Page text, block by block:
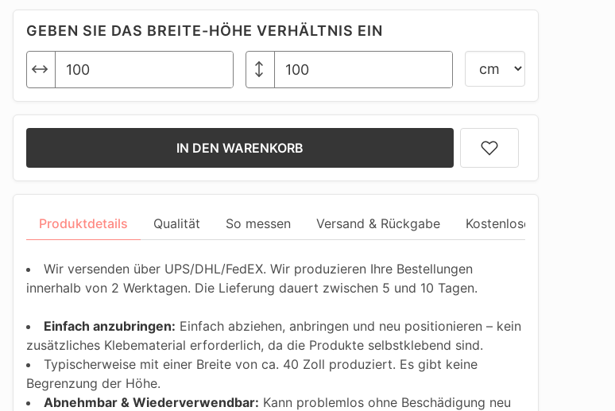
GEBEN SIE DAS BREITE-HÖHE VERHÄLTNIS EIN
IN DEN WARENKORB
Produktdetails Qualität So messen Versand & Rückgabe Kostenlose Anpassung
Wir versenden über UPS/DHL/FedEX. Wir produzieren Ihre Bestellungen
innerhalb von 2 Werktagen. Die Lieferung dauert zwischen 5 und 10 Tagen.
Einfach anzubringen: Einfach abziehen, anbringen und neu positionieren – kein
zusätzliches Klebematerial erforderlich, da die Produkte selbstklebend sind.
Typischerweise mit einer Breite von ca. 40 Zoll produziert. Es gibt keine
Begrenzung der Höhe.
Abnehmbar & Wiederverwendbar: Kann problemlos ohne Beschädigung neu